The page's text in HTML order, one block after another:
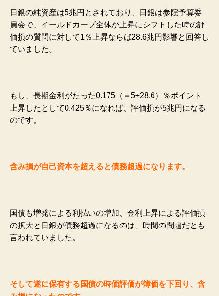
日銀の純資産は5兆円とされており、日銀は参院予算委
員会で、イールドカーブ全体が上昇にシフトした時の評
価損の質問に対して1％上昇ならば28.6兆円影響と回答し
ていました。
もし、長期金利がたった0.175（＝5÷28.6）％ポイント
上昇したとして0.425％になれば、評価損が5兆円になる
のです。
含み損が自己資本を超えると債務超過になります。
国債も増発による利払いの増加、金利上昇による評価損
の拡大と日銀が債務超過になるのは、時間の問題だとも
言われていました。
そして遂に保有する国債の時価評価が簿価を下回り、含